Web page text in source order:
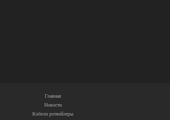
Главная
Новости
Кобели ротвейлеры